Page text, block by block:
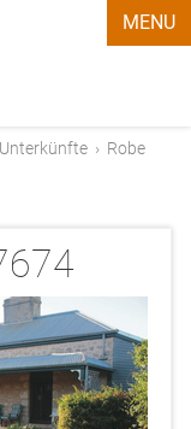
MENU
Unterkünfte › Robe